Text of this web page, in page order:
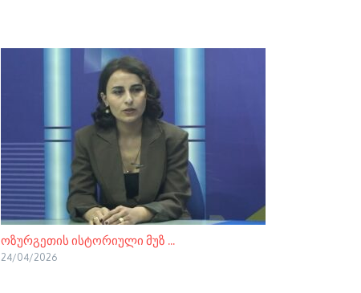
ოზურგეთის ისტორიული მუზ ...
24/04/2026